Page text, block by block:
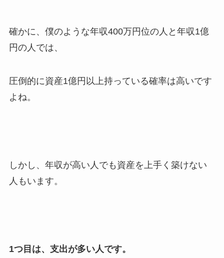
確かに、僕のような年収400万円位の人と年収1億
円の人では、
圧倒的に資産1億円以上持っている確率は高いです
よね。
しかし、年収が高い人でも資産を上手く築けない
人もいます。
1つ目は、支出が多い人です。